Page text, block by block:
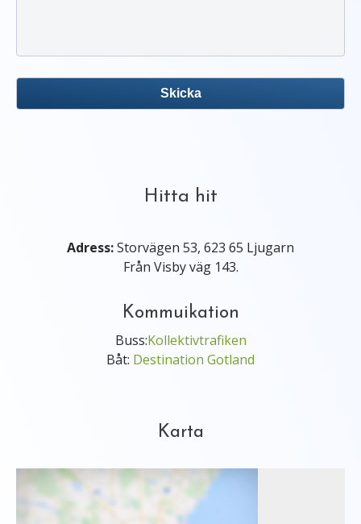
Hitta hit
Adress:Storvägen 53, 623 65 Ljugarn
Från Visby väg 143.
Kommuikation
Buss:Kollektivtrafiken
Båt: Destination Gotland
Karta